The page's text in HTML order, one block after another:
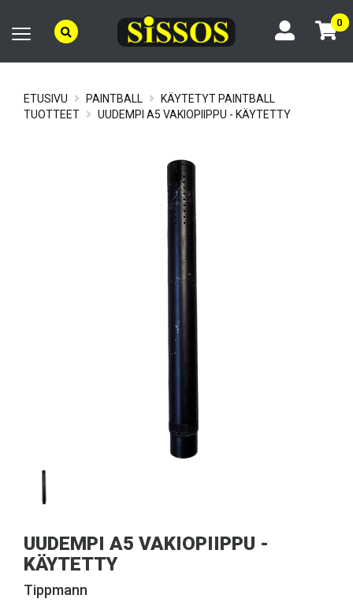
0
ETUSIVU PAINTBALL
KÄYTETYT PAINTBALL
TUOTTEET
UUDEMPI A5 VAKIOPIIPPU - KÄYTETTY
UUDEMPI A5 VAKIOPIIPPU -
KÄYTETTY
Tippmann